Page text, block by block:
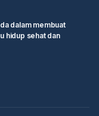
dalam membuat
hidup sehat dan